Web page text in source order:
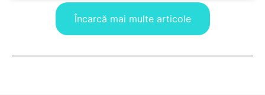
Încarcă mai multe articole